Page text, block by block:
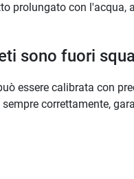
prolungato con
sono fuori
essere calibrata con
correttamente,